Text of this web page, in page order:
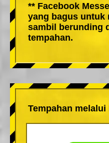
** Facebook
yang bagus untuk
sambil berunding
tempahan.
Tempahan melalui